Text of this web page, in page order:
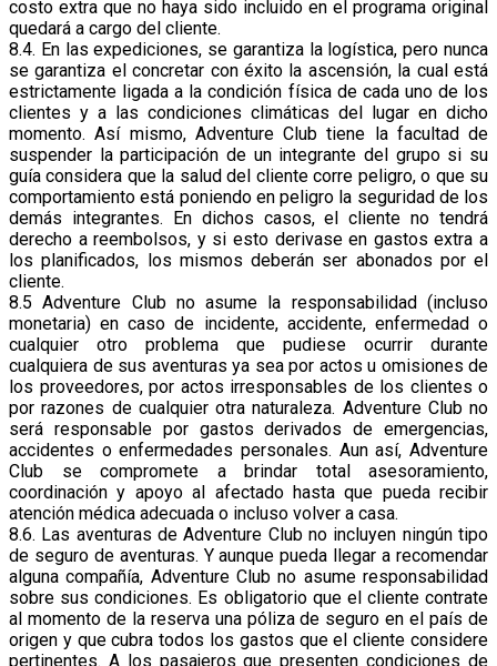
costo extra que no haya sido incluido en el programa original
quedará a cargo del cliente.
8.4. En las expediciones, se garantiza la logística, pero nunca
se garantiza el concretar con éxito la ascensión, la cual está
estrictamente ligada a la condición física de cada uno de los
clientes y a las condiciones climáticas del lugar en dicho
momento. Así mismo, Adventure Club tiene la facultad de
suspender la participación de un integrante del grupo si su
guía considera que la salud del cliente corre peligro, o que su
comportamiento está poniendo en peligro la seguridad de los
demás integrantes. En dichos casos, el cliente no tendrá
derecho a reembolsos, y si esto derivase en gastos extra a
los planificados, los mismos deberán ser abonados por el
cliente.
8.5 Adventure Club no asume la responsabilidad (incluso
monetaria) en caso de incidente, accidente, enfermedad o
cualquier otro problema que pudiese ocurrir durante
cualquiera de sus aventuras ya sea por actos u omisiones de
los proveedores, por actos irresponsables de los clientes o
por razones de cualquier otra naturaleza. Adventure Club no
será responsable por gastos derivados de emergencias,
accidentes o enfermedades personales. Aun así, Adventure
Club se compromete a brindar total asesoramiento,
coordinación y apoyo al afectado hasta que pueda recibir
atención médica adecuada o incluso volver a casa.
8.6. Las aventuras de Adventure Club no incluyen ningún tipo
de seguro de aventuras. Y aunque pueda llegar a recomendar
alguna compañía, Adventure Club no asume responsabilidad
sobre sus condiciones. Es obligatorio que el cliente contrate
al momento de la reserva una póliza de seguro en el país de
origen y que cubra todos los gastos que el cliente considere
pertinentes. A los pasajeros que presenten condiciones de